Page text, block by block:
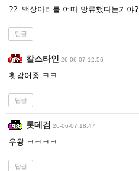
?? 백상아리를 어따 방류했다는거야?
답글
칼스타인 26-06-07 12:56
횟감어종 ㅋㅋ
답글
롯데검 26-06-07 18:47
우왕 ㅋㅋㅋㅋ
답글